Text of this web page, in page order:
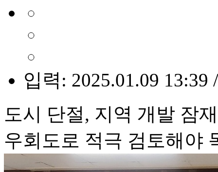
입력: 2025.01.09 13:39
도시 단절, 지역 개발 잠
우회도로 적극 검토해야